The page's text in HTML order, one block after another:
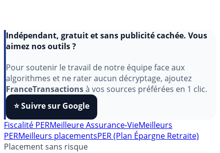
aimez nos outils ?
Pour soutenir le travail de notre équipe face aux
algorithmes et ne rater aucun décryptage, ajoutez
FranceTransactionsà vos sources préférées en 1 clic.
⭐️ Suivre sur Google
Fiscalité PERMeilleure Assurance-Vie